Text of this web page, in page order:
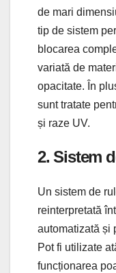
de mari
tip de sistem
blocarea
variată de
opacitate. În
sunt tratate
și raze UV.
2. Sistem
Un sistem de
reinterpretată
automatizată și
Pot fi utilizate
funcționarea